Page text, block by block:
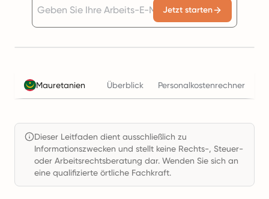
Jetzt starten
Mauretanien Überblick Personalkostenrechner
Dieser Leitfaden dient ausschließlich zu
Informationszwecken und stellt keine Rechts-, Steuer-
oder Arbeitsrechtsberatung dar. Wenden Sie sich an
eine qualifizierte örtliche Fachkraft.